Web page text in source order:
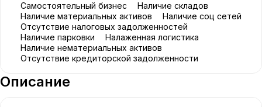
Самостоятельный бизнес
Наличие складов
Наличие материальных активов
Наличие соц сетей
Отсутствие налоговых задолженностей
Наличие парковки
Налаженная логистика
Наличие нематериальных активов
Отсутствие кредиторской задолженности
Описание